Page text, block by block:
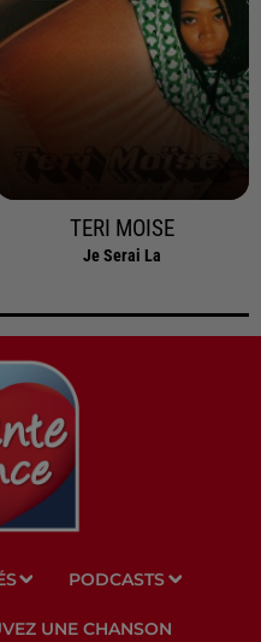
TERI MOISE
Je Serai La
PODCASTS
UNE CHANSON